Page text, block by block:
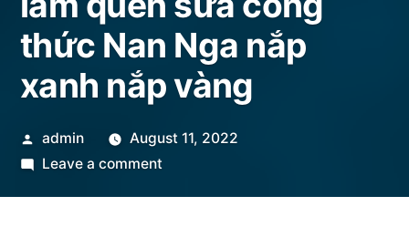
thức Nan Nga nắp
xanh nắp vàng
Posted
by
admin
August 11, 2022
Leave a commenton